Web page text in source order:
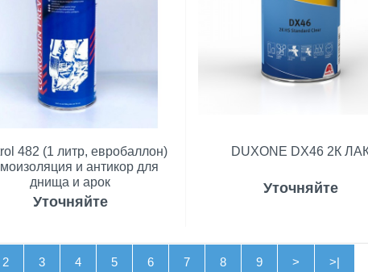
482 (1 литр, евробаллон)
и антикор для
днища и арок
Уточняйте
DUXONE DX46 2К
Уточняйте
2 3 4 5 6 7 8 9 > >|